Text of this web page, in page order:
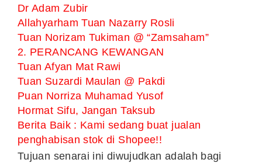
Dr Adam Zubir
Allahyarham Tuan Nazarry Rosli
Tuan Norizam Tukiman @ “Zamsaham”
2. PERANCANG KEWANGAN
Tuan Afyan Mat Rawi
Tuan Suzardi Maulan @ Pakdi
Puan Norriza Muhamad Yusof
Hormat Sifu, Jangan Taksub
Berita Baik : Kami sedang buat jualan
penghabisan stok di Shopee!!
Tujuan senarai ini diwujudkan adalah bagi